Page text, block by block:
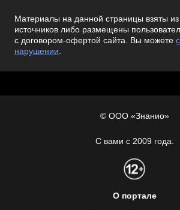
Материалы на данной страницы взяты
источников либо размещены
с договором-офертой сайта. Вы можете
нарушении.
© ООО «Знанио»
С вами с 2009 года.
О портале